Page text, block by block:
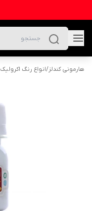
هارمونی کندلز/انواع رنگ اکرولیک